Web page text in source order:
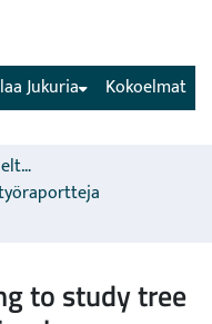
Kokoelmat
Jukuria
Luonnonvarakeskusta edeltävien organisaatioiden sarjat
to study tree